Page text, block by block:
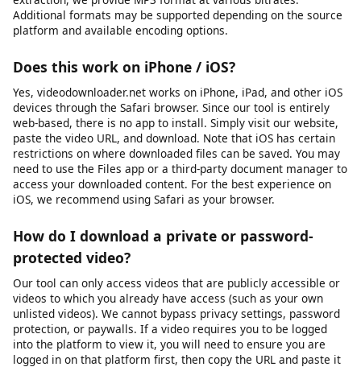
permission, and we block platforms where downloading is
explicitly prohibited by the provider.
What video formats are supported?
We primarily provide downloads in MP4 format, which is the
most widely compatible video format across all devices and
platforms. MP4 works natively on Windows, macOS, Android,
iOS, and most smart TVs and media players. For audio
extraction, we provide MP3 format at various bitrates.
Additional formats may be supported depending on the source
platform and available encoding options.
Yes, videodownloader.net works on iPhone, iPad, and other iOS
devices through the Safari browser. Since our tool is entirely
web-based, there is no app to install. Simply visit our website,
paste the video URL, and download. Note that iOS has certain
restrictions on where downloaded files can be saved. You may
need to use the Files app or a third-party document manager to
access your downloaded content. For the best experience on
iOS, we recommend using Safari as your browser.